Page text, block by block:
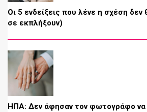
Οι 5 ενδείξεις που λένε η σχέση δεν
σε εκπλήξουν)
ΗΠΑ: Δεν άφησαν τον φωτογράφο να